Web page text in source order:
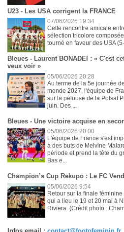
U23 - Les USA corrigent la FRANCE
07/06/2026 19:34
Cette rencontre amicale
sélection tricolore
tourné en faveur des USA
Bleues - Laurent BONADEI : « C'est
veux voir »
05/06/2026 20:28
Au terme de la 5e journée
monde 2027, l'équipe de
sur la pelouse de la Polsat
juin. Des ...
Bleues - Une victoire acquise en
05/06/2026 20:00
L'équipe de France s'est
à des buts de Melvine
période et prend la tête du
Bas e...
Champion’s Cup Rekupo : Le FC
05/06/2026 9:54
Retour sur la finale
qui a lieu le 19 et 20 mai à
Riviera. (Crédit photo :